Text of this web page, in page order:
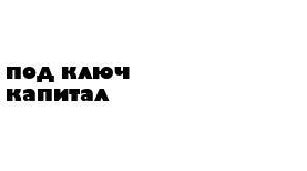
под ключ